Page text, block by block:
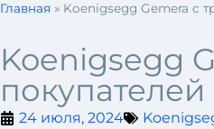
Главная » Koenigsegg Gemera с
Koenigsegg
покупателей
24 июля, 2024